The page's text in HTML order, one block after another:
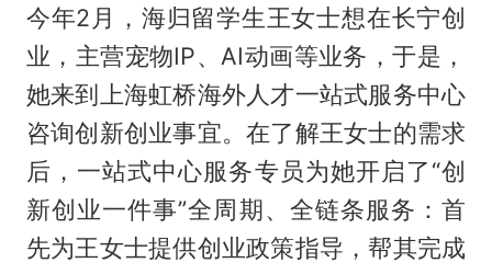
今年2月，海归留学生王女士想在长宁创
业，主营宠物IP、AI动画等业务，于是，
她来到上海虹桥海外人才一站式服务中心
咨询创新创业事宜。在了解王女士的需求
后，一站式中心服务专员为她开启了“创
新创业一件事”全周期、全链条服务：首
先为王女士提供创业政策指导，帮其完成